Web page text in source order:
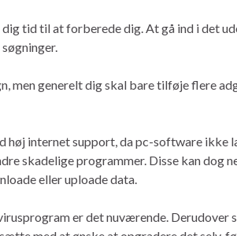
tid til at forberede dig. At gå ind i det
generelt dig skal bare tilføje flere
høj internet support, da pc-software ikke
skadelige programmer. Disse kan dog
eller uploade data.
er det nuværende. Derudover